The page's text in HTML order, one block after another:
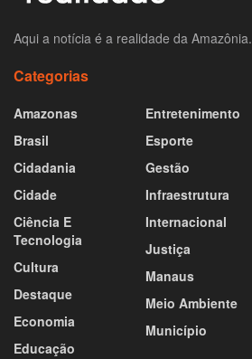
Aqui a notícia é a realidade da Amazônia.
Categorias
Amazonas
Brasil
Cidadania
Cidade
Ciência E
Tecnologia
Cultura
Destaque
Economia
Educação
Entretenimento
Esporte
Gestão
Infraestrutura
Internacional
Justiça
Manaus
Meio Ambiente
Município